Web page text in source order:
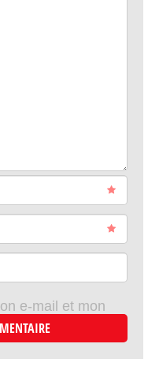
e-mail et mon
mon prochain